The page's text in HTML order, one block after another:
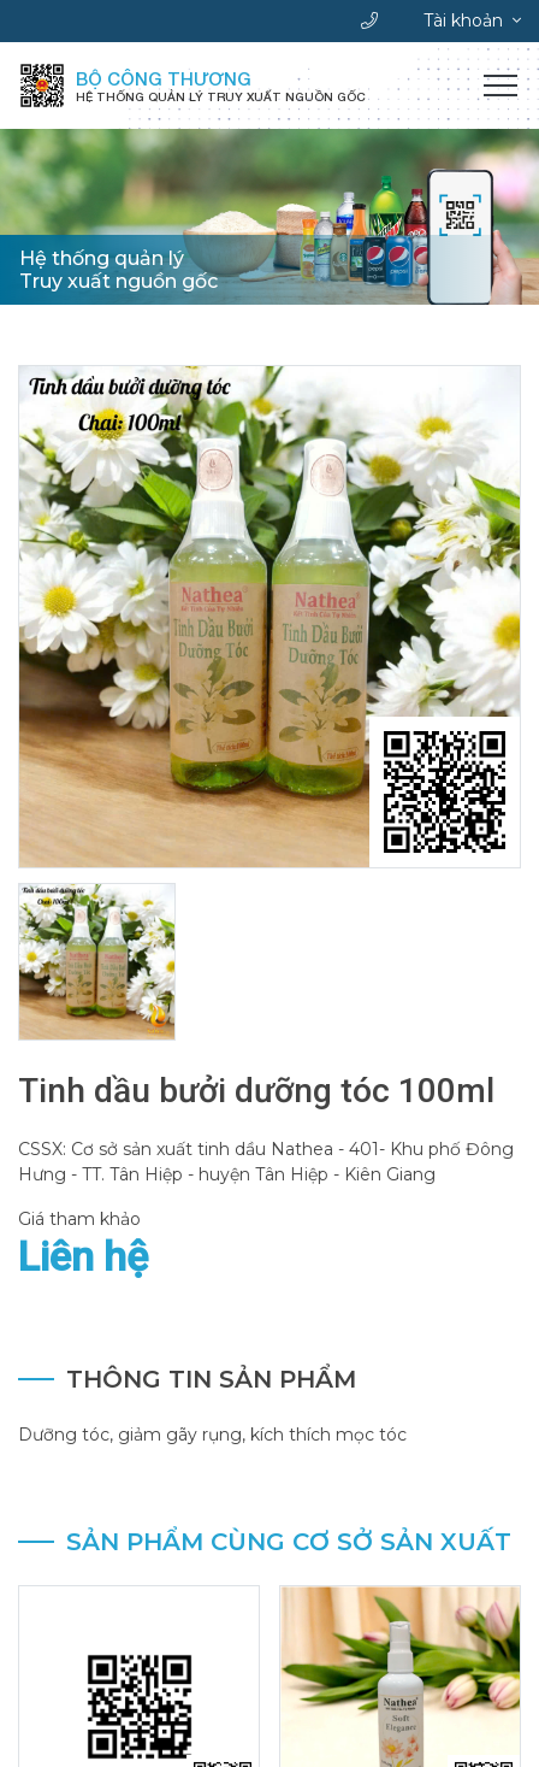
Tài khoản
BỘ CÔNG THƯƠNG
HỆ THỐNG QUẢN LÝ TRUY XUẤT NGUỒN GỐC
Hệ thống quản lý
Truy xuất nguồn gốc
Tinh dầu bưởi dưỡng tóc 100ml
CSSX: Cơ sở sản xuất tinh dầu Nathea - 401- Khu phố Đông
Hưng - TT. Tân Hiệp - huyện Tân Hiệp - Kiên Giang
Giá tham khảo
Liên hệ
THÔNG TIN SẢN PHẨM
Dưỡng tóc, giảm gãy rụng, kích thích mọc tóc
SẢN PHẨM CÙNG CƠ SỞ SẢN XUẤT